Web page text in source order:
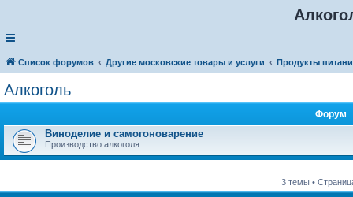
Список форумов Другие московские товары и услуги Продукты
Алкоголь
Форум
Виноделие и самогоноварение
Производство алкоголя
3 темы •